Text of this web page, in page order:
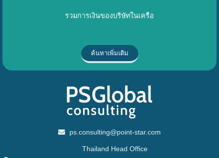
รวมการเงินของบริษัทในเครือ
ค้นหาเพิ่มเติม
ps.consulting@point-star.com
Thailand Head Office